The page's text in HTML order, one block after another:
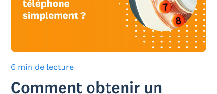
6 min de lecture
Comment obtenir un